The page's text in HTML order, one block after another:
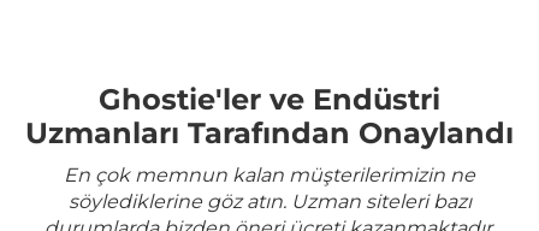
Ghostie'ler ve Endüstri
Uzmanları Tarafından Onaylandı
En çok memnun kalan müşterilerimizin ne
söylediklerine göz atın. Uzman siteleri bazı